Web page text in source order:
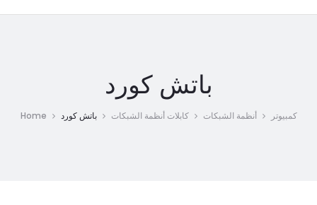
باتش كورد
Home كمبيوتر أنظمة الشبكات كابلات أنظمة الشبكات باتش كورد